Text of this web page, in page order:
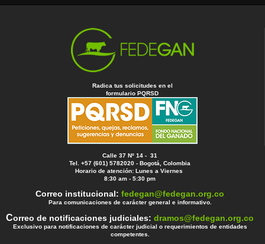
Radica tus solicitudes en el
formulario PQRSD
Calle 37 Nº 14 - 31
Tel. +57 (601) 5782020 - Bogotá, Colombia
Horario de atención: Lunes a Viernes
8:30 am - 5:30 pm
Correo institucional:fedegan@fedegan.org.co
Para comunicaciones de carácter general e informativo.
Correo de notificaciones judiciales:dramos@fedegan.org.co
Exclusivo para notificaciones de carácter judicial o requerimientos de entidades
competentes.